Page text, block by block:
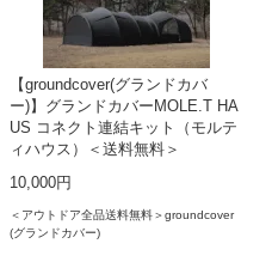
【groundcover(グランドカバ
ー)】グランドカバーMOLE.T HA
US コネクト連結キット（モルテ
ィハウス）＜送料無料＞
10,000円
＜アウトドア全品送料無料＞groundcover
(グランドカバー)